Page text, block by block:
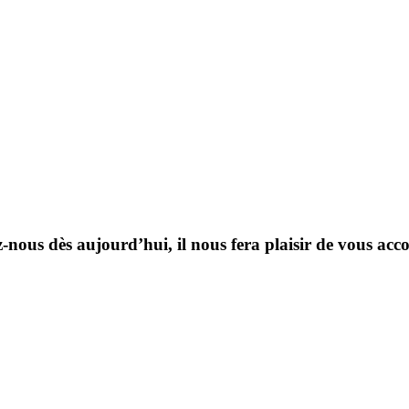
nous dès aujourd’hui, il nous fera plaisir de vous